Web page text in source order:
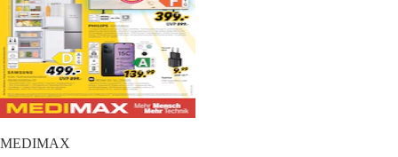
MEDIMAX